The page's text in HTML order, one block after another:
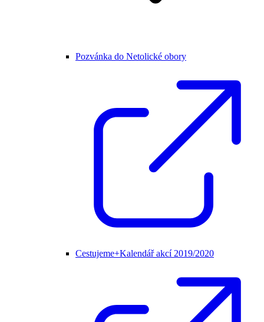
Pozvánka do Netolické obory
Cestujeme+Kalendář akcí 2019/2020